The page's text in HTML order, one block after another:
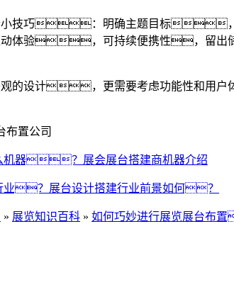
小技巧：明确主题目标，
体验，可持续便携性，留出
观的设计，更需要考虑功能性和
布置公司
机器？展会展台搭建商机器介绍
业？展台设计搭建行业前景如何？
» 展览知识百科 » 如何巧妙进行展览展台布